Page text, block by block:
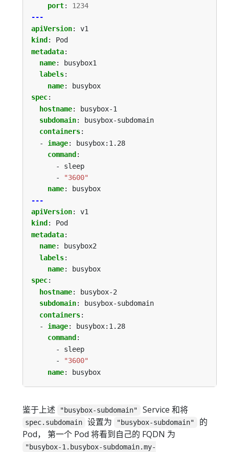
port:
1234
---
apiVersion:
v1
kind :
Pod
metadata:
name:
busybox1
labels:
name:
busybox
spec:
hostname:
busybox-1
subdomain:
busybox-subdomain
containers:
- image:
busybox:1.28
command :
- sleep
-
"3600"
name:
busybox
---
apiVersion:
v1
kind :
Pod
metadata:
name:
busybox2
labels:
name:
busybox
spec:
hostname:
busybox-2
subdomain:
busybox-subdomain
containers:
- image:
busybox:1.28
command :
- sleep
-
"3600"
name: busybox
鉴于上述 "busybox-subdomain" Service 和将
spec.subdomain 设置为 "busybox-subdomain"
的
Pod， 第一个 Pod 将看到自己的 FQDN 为
"busybox-1.busybox-subdomain.my-